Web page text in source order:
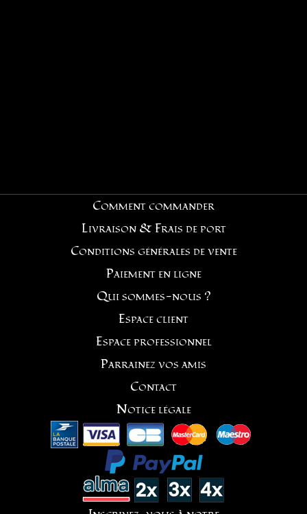
Comment commander
Livraison & Frais de port
Conditions générales de vente
Paiement en ligne
Qui sommes-nous ?
Espace client
Espace professionnel
Parrainez vos amis
Contact
Notice légale